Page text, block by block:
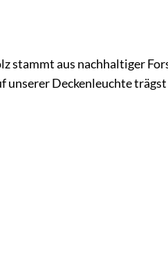
stammt aus nachhaltiger
Deckenleuchte